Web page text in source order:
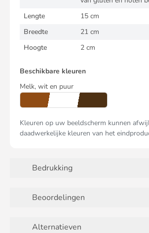
Lengte
15 cm
Breedte
21 cm
Hoogte
2 cm
Beschikbare kleuren
Melk, wit en puur
Kleuren op uw beeldscherm kunnen
daadwerkelijke kleuren van het
Bedrukking
Beoordelingen
Alternatieven